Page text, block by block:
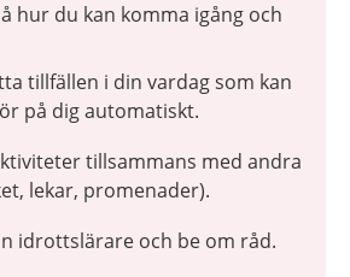
hur du kan komma igång och
tillfällen i din vardag som kan
på dig automatiskt.
tillsammans med andra
lekar, promenader).
idrottslärare och be om råd.